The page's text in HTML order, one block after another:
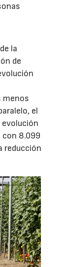
la
de
menos
el
con 8.099
reducción